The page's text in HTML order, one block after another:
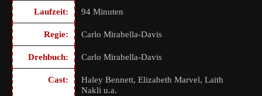
Laufzeit: 94 Minuten
Regie: Carlo Mirabella-Davis
Drehbuch: Carlo Mirabella-Davis
Cast:
Haley Bennett, Elizabeth Marvel, Laith
Nakli u.a.